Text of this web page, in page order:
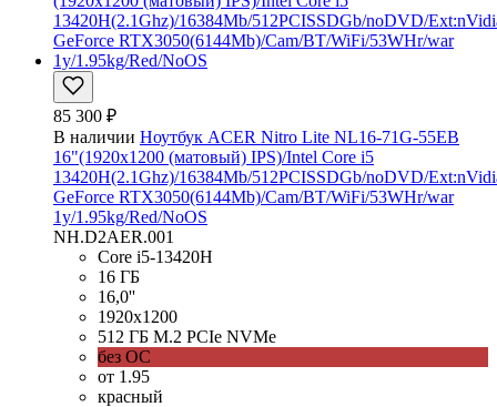
85 300 ₽
В наличии Ноутбук ACER Nitro Lite NL16-71G-55EB
16"(1920x1200 (матовый) IPS)/Intel Core i5
13420H(2.1Ghz)/16384Mb/512PCISSDGb/noDVD/
GeForce RTX3050(6144Mb)/Cam/BT/WiFi/53WHr/war
1y/1.95kg/Red/NoOS
NH.D2AER.001
Core i5-13420H
16 ГБ
16,0''
1920x1200
512 ГБ M.2 PCIe NVMe
без ОС
от 1.95
красный